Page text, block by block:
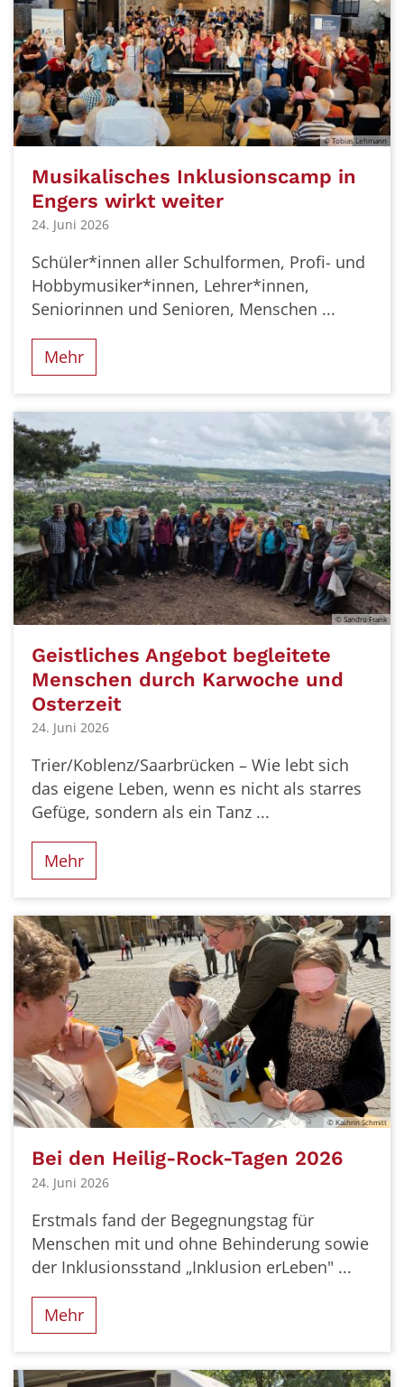
© Tobias Lehmann
Musikalisches Inklusionscamp in
Engers wirkt weiter
24. Juni 2026
Schüler*innen aller Schulformen, Profi- und
Hobbymusiker*innen, Lehrer*innen,
Seniorinnen und Senioren, Menschen ...
Mehr
© Sandro Frank
Geistliches Angebot begleitete
Menschen durch Karwoche und
Osterzeit
24. Juni 2026
Trier/Koblenz/Saarbrücken – Wie lebt sich
das eigene Leben, wenn es nicht als starres
Gefüge, sondern als ein Tanz ...
Mehr
© Kathrin Schmitt
Bei den Heilig-Rock-Tagen 2026
24. Juni 2026
Erstmals fand der Begegnungstag für
Menschen mit und ohne Behinderung sowie
der Inklusionsstand „Inklusion erLeben" ...
Mehr